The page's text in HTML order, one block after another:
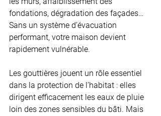
fondations, dégradation des façades…
Sans un système d’évacuation
performant, votre maison devient
rapidement vulnérable.
Les gouttières jouent un rôle essentiel
dans la protection de l’habitat : elles
dirigent efficacement les eaux de pluie
loin des zones sensibles du bâti. Mais